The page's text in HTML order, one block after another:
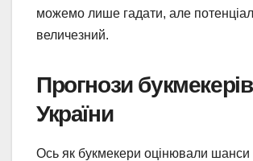
можемо лише гадати, але
величезний.
Прогнози
України
Ось як букмекери оцінювали шанси